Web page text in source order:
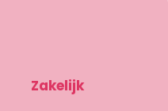
Zakelijk